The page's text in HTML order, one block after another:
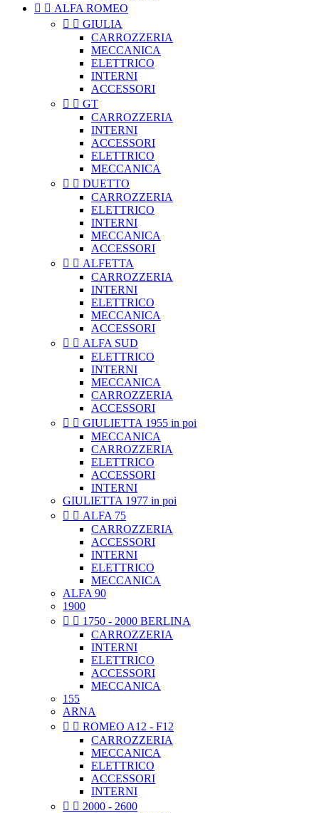
  ALFA ROMEO
  GIULIA
CARROZZERIA
MECCANICA
ELETTRICO
INTERNI
ACCESSORI
  GT
CARROZZERIA
INTERNI
ACCESSORI
ELETTRICO
MECCANICA
  DUETTO
CARROZZERIA
ELETTRICO
INTERNI
MECCANICA
ACCESSORI
  ALFETTA
CARROZZERIA
INTERNI
ELETTRICO
MECCANICA
ACCESSORI
  ALFA SUD
ELETTRICO
INTERNI
MECCANICA
CARROZZERIA
ACCESSORI
  GIULIETTA 1955 in poi
MECCANICA
CARROZZERIA
ELETTRICO
ACCESSORI
INTERNI
GIULIETTA 1977 in poi
  ALFA 75
CARROZZERIA
ACCESSORI
INTERNI
ELETTRICO
MECCANICA
ALFA 90
1900
  1750 - 2000 BERLINA
CARROZZERIA
INTERNI
ELETTRICO
ACCESSORI
MECCANICA
155
ARNA
  ROMEO A12 - F12
CARROZZERIA
MECCANICA
ELETTRICO
ACCESSORI
INTERNI
  2000 - 2600